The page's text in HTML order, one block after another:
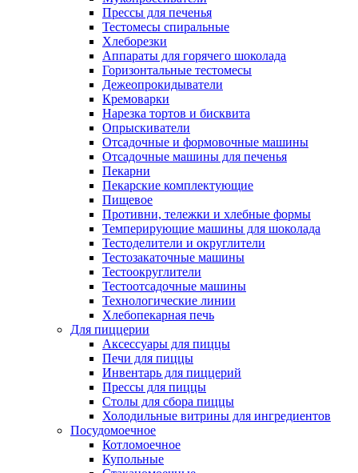
Прессы для печенья
Тестомесы спиральные
Хлеборезки
Аппараты для горячего шоколада
Горизонтальные тестомесы
Дежеопрокидыватели
Кремоварки
Нарезка тортов и бисквита
Опрыскиватели
Отсадочные и формовочные машины
Отсадочные машины для печенья
Пекарни
Пекарские комплектующие
Пищевое
Противни, тележки и хлебные формы
Темперирующие машины для шоколада
Тестоделители и округлители
Тестозакаточные машины
Тестоокруглители
Тестоотсадочные машины
Технологические линии
Хлебопекарная печь
Для пиццерии
Аксессуары для пиццы
Печи для пиццы
Инвентарь для пиццерий
Прессы для пиццы
Столы для сбора пиццы
Холодильные витрины для ингредиентов
Посудомоечное
Котломоечное
Купольные